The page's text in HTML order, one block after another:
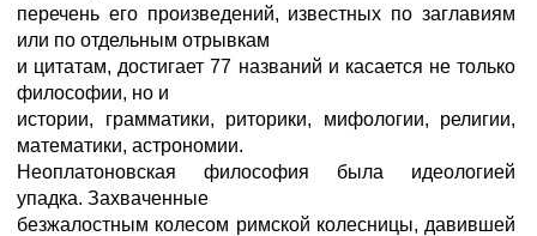
перечень его произведений, известных по заглавиям
или по отдельным отрывкам
и цитатам, достигает 77 названий и касается не только
философии, но и
истории, грамматики, риторики, мифологии, религии,
математики, астрономии.
Неоплатоновская философия была идеологией
упадка. Захваченные
безжалостным колесом римской колесницы, давившей